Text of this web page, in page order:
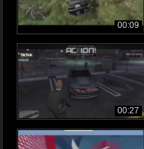
00:09
00:27